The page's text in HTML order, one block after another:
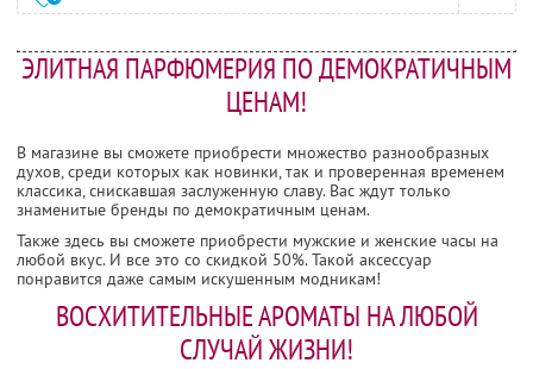
ЭЛИТНАЯ ПАРФЮМЕРИЯ ПО ДЕМОКРАТИЧНЫМ
ЦЕНАМ!
В магазине вы сможете приобрести множество разнообразных
духов, среди которых как новинки, так и проверенная временем
классика, снискавшая заслуженную славу. Вас ждут только
знаменитые бренды по демократичным ценам.
Также здесь вы сможете приобрести мужские и женские часы на
любой вкус. И все это со скидкой 50%. Такой аксессуар
понравится даже самым искушенным модникам!
ВОСХИТИТЕЛЬНЫЕ АРОМАТЫ НА ЛЮБОЙ
СЛУЧАЙ ЖИЗНИ!